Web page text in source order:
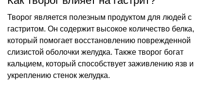
Творог является полезным продуктом для людей с
гастритом. Он содержит высокое количество белка,
который помогает восстановлению поврежденной
слизистой оболочки желудка. Также творог богат
кальцием, который способствует заживлению язв и
укреплению стенок желудка.